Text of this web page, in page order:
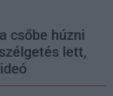
csőbe húzni
lett,